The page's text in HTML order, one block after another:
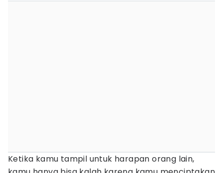
Ketika kamu tampil untuk harapan orang lain,